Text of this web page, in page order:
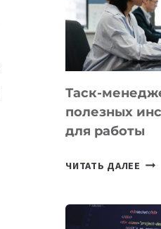
Таск-
полезных
для работы
ЧИТАТЬ ДАЛЕЕ